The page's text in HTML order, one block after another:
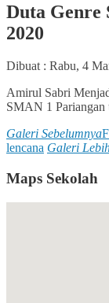
Duta Genre
2020
Dibuat : Rabu, 4
Amirul Sabri
SMAN 1 Pariangan
Galeri Sebelumnya
lencana Galeri
Maps Sekolah